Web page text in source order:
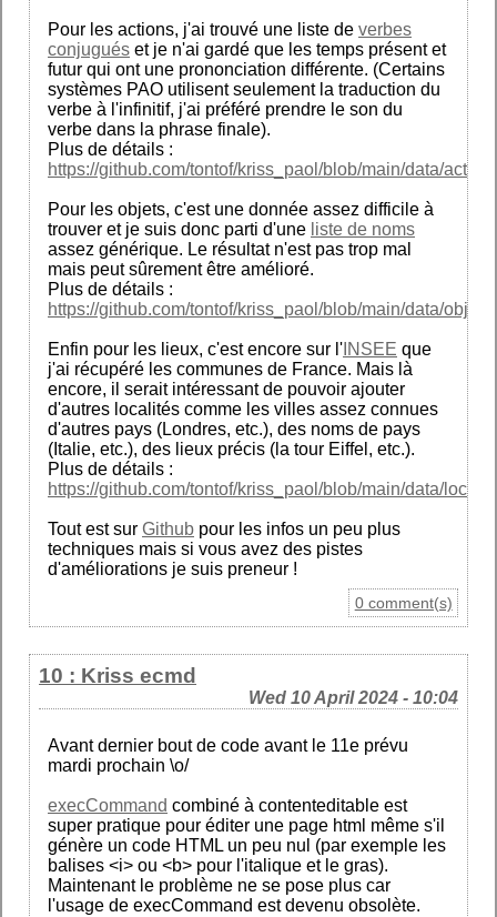
Pour les actions, j'ai trouvé une liste de verbes
conjugués et je n'ai gardé que les temps présent et
futur qui ont une prononciation différente. (Certains
systèmes PAO utilisent seulement la traduction du
verbe à l'infinitif, j'ai préféré prendre le son du
verbe dans la phrase finale).
Plus de détails :
https://github.com/tontof/kriss_paol/blob/main/data/
Pour les objets, c'est une donnée assez difficile à
trouver et je suis donc parti d'une liste de noms
assez générique. Le résultat n'est pas trop mal
mais peut sûrement être amélioré.
Plus de détails :
https://github.com/tontof/kriss_paol/blob/main/data/
Enfin pour les lieux, c'est encore sur l' INSEE que
j'ai récupéré les communes de France. Mais là
encore, il serait intéressant de pouvoir ajouter
d'autres localités comme les villes assez connues
d'autres pays (Londres, etc.), des noms de pays
(Italie, etc.), des lieux précis (la tour Eiffel, etc.).
Plus de détails :
https://github.com/tontof/kriss_paol/blob/main/data/
Tout est sur Github pour les infos un peu plus
techniques mais si vous avez des pistes
d'améliorations je suis preneur !
0 comment(s)
10 : Kriss ecmd
Wed 10 April 2024 - 10:04
Avant dernier bout de code avant le 11e prévu
mardi prochain \o/
execCommand combiné à contenteditable est
super pratique pour éditer une page html même s'il
génère un code HTML un peu nul (par exemple les
balises <i> ou <b> pour l'italique et le gras).
Maintenant le problème ne se pose plus car
l'usage de execCommand est devenu obsolète.